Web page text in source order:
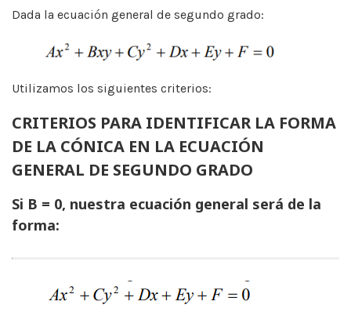
Dada la ecuación general de segundo grado:
Utilizamos los siguientes criterios:
CRITERIOS PARA IDENTIFICAR LA FORMA
DE LA CÓNICA EN LA ECUACIÓN
GENERAL DE SEGUNDO GRADO
Si B = 0, nuestra ecuación general será de la
forma: